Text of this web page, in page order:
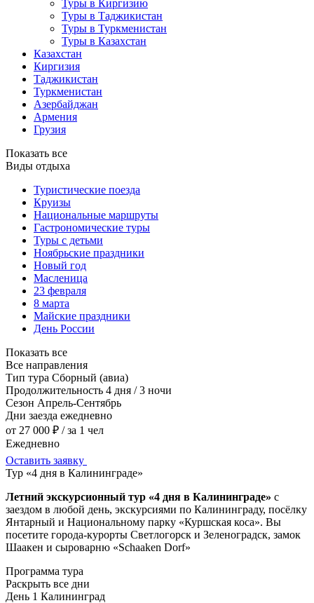
Туры в Киргизию
Туры в Таджикистан
Туры в Туркменистан
Туры в Казахстан
Казахстан
Киргизия
Таджикистан
Туркменистан
Азербайджан
Армения
Грузия
Показать все
Виды отдыха
Туристические поезда
Круизы
Национальные маршруты
Гастрономические туры
Туры с детьми
Ноябрьские праздники
Новый год
Масленица
23 февраля
8 марта
Майские праздники
День России
Показать все
Все направления
Тип тура Сборный (авиа)
Продолжительность 4 дня / 3 ночи
Сезон Апрель-Сентябрь
Дни заезда ежедневно
от 27 000 ₽ / за 1 чел
Ежедневно
Оставить заявку
Тур «4 дня в Калининграде»
Летний экскурсионный тур «4 дня в Калининграде» с
заездом в любой день, экскурсиями по Калининграду, посёлку
Янтарный и Национальному парку «Куршская коса». Вы
посетите города-курорты Светлогорск и Зеленоградск, замок
Шаакен и сыроварню «Schaaken Dorf»
Программа тура
Раскрыть все дни
День 1 Калининград